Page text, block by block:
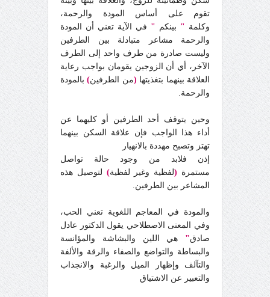
تقوم على أساس المودة والرحمة،
وكلمة " بينكم " في الآية تعني أن المودة
والرحمة مشاعر متبادلة بين الطرفين
وليست صادرة من طرف واحد إلى الطرف
الآخر، أي أن الزوجين يقومان بواجب رعاية
العلاقة بينهما بتغذيتها (من الطرفين) بالمودة
والرحمة.
وحين يتوقف أحد الطرفين أو كليهما عن
أداء هذا الواجب فإن علاقة السكن بينهما
تهتز وتصبح مهددة بالانهيار
إذن فلابد من وجود حالة تواصل
مستمرة (لفظية وغير لفظية) لتوصيل هذه
المشاعر بين الطرفين.
والمودة في المعاجم اللغوية تعني الحب،
وفي المعنى الاصطلاحي يقول الدكتور عادل
صادق" هي اللين والبشاشة والمؤانسة
والبساطة والتواضع والصفاء والرقة والألفة
والتآلف وإظهار الميل والرغبة والانجذاب
والتعبير عن الاشتياق